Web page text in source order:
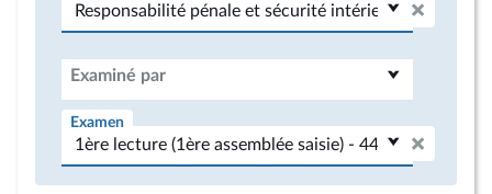
Examiné par
Examen